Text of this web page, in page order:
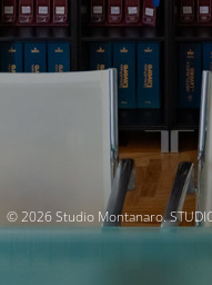
© 2026 Studio Montanaro. STUDIO